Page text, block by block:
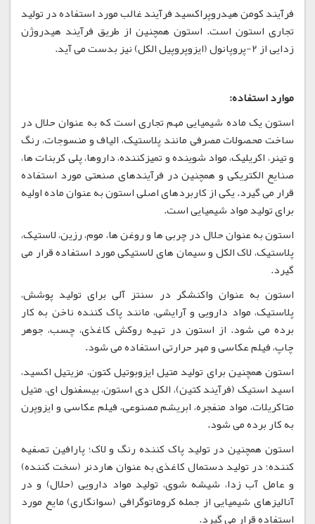
فرآیند کومن هیدروپراکسید فرآیند غالب مورد استفاده در تولید
تجاری استون است. استون همچنین از طریق فرآیند هیدروژن
زدایی از 2-پروپانول (ایزوپروپیل الکل) نیز بدست می آید.
موارد استفاده:
استون یک ماده شیمیایی مهم تجاری است که به عنوان حلال در
ساخت محصولات مصرفی مانند پلاستیک، الیاف و منسوجات، رنگ
و تینر، اکریلیک، مواد شوینده و تمیزکننده، داروها، پلی کربنات ها،
صنایع الکتریکی و همچنین در فرآیندهای صنعتی مورد استفاده
قرار می گیرد. یکی از کاربردهای اصلی استون به عنوان ماده اولیه
برای تولید مواد شیمیایی است.
استون به عنوان حلال در چربی ها و روغن ها، موم، رزین، لاستیک،
پلاستیک، لاک الکل و سیمان های لاستیکی مورد استفاده قرار می
گیرد.
استون به عنوان واکنشگر در سنتز آلی برای تولید پوشش،
پلاستیک، مواد دارویی و آرایشی، مانند پاک کننده ناخن به کار
برده می شود. از استون در تهیه روکش کاغذی، چسب، جوهر
چاپ، فیلم عکاسی و مهر حرارتی استفاده می شود.
استون همچنین برای تولید متیل ایزوبوتیل کتون، مزیتیل اکسید،
اسید استیک (فرآیند کتین)، الکل دی استون، بیسفنول ای، متیل
متاکریلات، مواد منفجره، ابریشم مصنوعی، فیلم عکاسی و ایزوپرن
به کار برده می شود.
استون همچنین در تولید پاک کننده رنگ و لاک؛ پارافین تصفیه
کننده؛ در تولید دستمال کاغذی به عنوان هاردنر (سخت کننده)
و عامل آب زدا، شیشه شوی، تولید مواد دارویی (حلال) و در
آنالیزهای شیمیایی از جمله کروماتوگرافی (سوانگاری) مایع مورد
استفاده قرار می گیرد.